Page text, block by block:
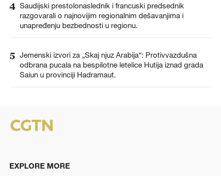
4 Saudijski prestolonaslednik i francuski predsednik
razgovarali o najnovijim regionalnim dešavanjima i
unapređenju bezbednosti u regionu.
5 Jemenski izvori za „Skaj njuz Arabija“: Protivvazdušna
odbrana pucala na bespilotne letelice Hutija iznad grada
Saiun u provinciji Hadramaut.
EXPLORE MORE